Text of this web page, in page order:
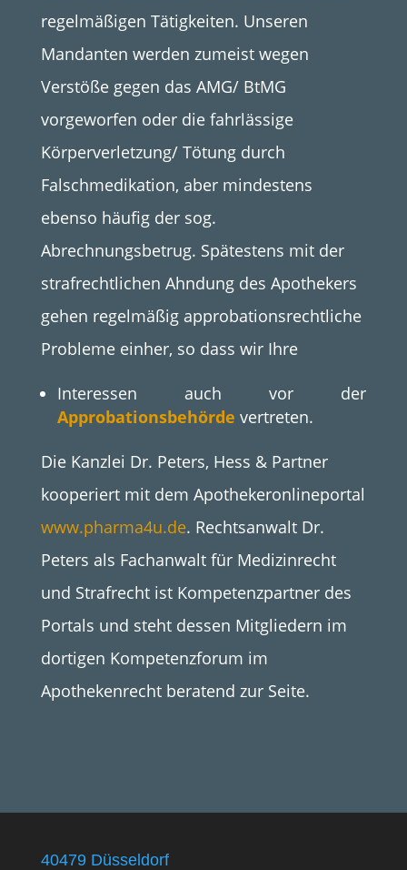
regelmäßigen Tätigkeiten. Unseren
Mandanten werden zumeist wegen
Verstöße gegen das AMG/ BtMG
vorgeworfen oder die fahrlässige
Körperverletzung/ Tötung durch
Falschmedikation, aber mindestens
ebenso häufig der sog.
Abrechnungsbetrug. Spätestens mit der
strafrechtlichen Ahndung des Apothekers
gehen regelmäßig approbationsrechtliche
Probleme einher, so dass wir Ihre
Interessen auch vor der
Approbationsbehörde vertreten.
Die Kanzlei Dr. Peters, Hess & Partner
kooperiert mit dem Apothekeronlineportal
www.pharma4u.de. Rechtsanwalt Dr.
Peters als Fachanwalt für Medizinrecht
und Strafrecht ist Kompetenzpartner des
Portals und steht dessen Mitgliedern im
dortigen Kompetenzforum im
Apothekenrecht beratend zur Seite.
40479 Düsseldorf